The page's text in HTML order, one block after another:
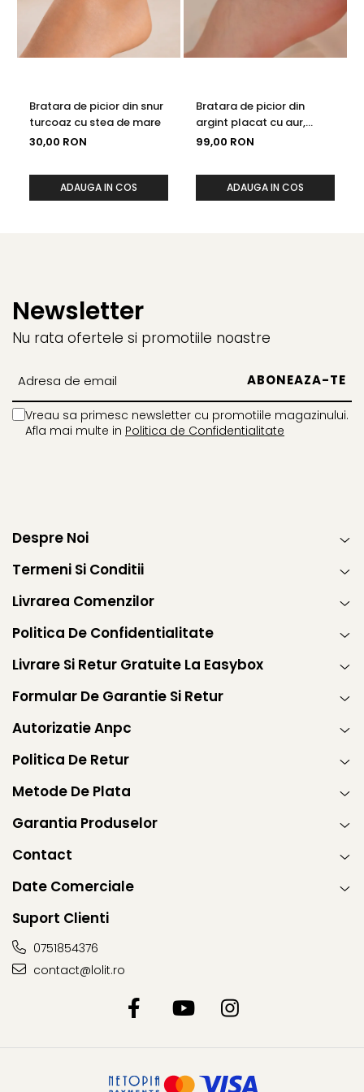
Bratara de picior din snur
turcoaz cu stea de mare
30,00 RON
ADAUGA IN COS
Bratara de picior din
argint placat cu aur,
perla neagra de cultura,
99,00 RON
ADAUGA IN COS
Newsletter
Nu rata ofertele si promotiile noastre
Vreau sa primesc newsletter cu promotiile magazinului.
Afla mai multe in Politica de Confidentialitate
Despre Noi
Termeni Si Conditii
Livrarea Comenzilor
Politica De Confidentialitate
Livrare Si Retur Gratuite La Easybox
Formular De Garantie Si Retur
Autorizatie Anpc
Politica De Retur
Metode De Plata
Garantia Produselor
Contact
Date Comerciale
Suport Clienti
0751854376
contact@lolit.ro